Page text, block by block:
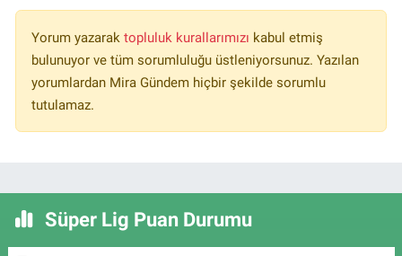
Yorum yazarak topluluk kurallarımızı kabul etmiş
bulunuyor ve tüm sorumluluğu üstleniyorsunuz. Yazılan
yorumlardan Mira Gündem hiçbir şekilde sorumlu
tutulamaz.
Süper Lig Puan Durumu